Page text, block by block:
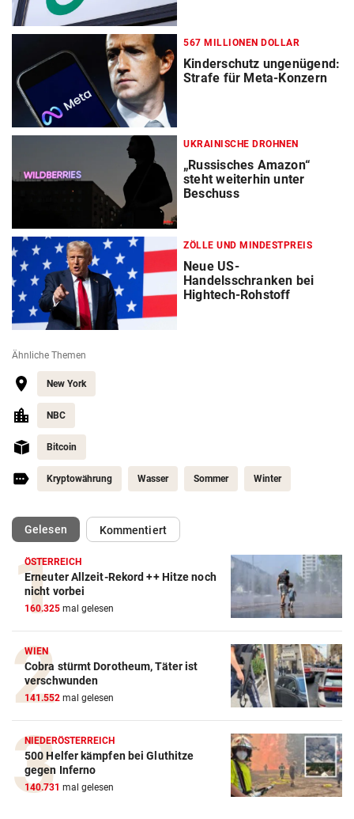
567 MILLIONEN DOLLAR
Kinderschutz ungenügend:
Strafe für Meta-Konzern
UKRAINISCHE DROHNEN
„Russisches Amazon“
steht weiterhin unter
Beschuss
ZÖLLE UND MINDESTPREIS
Neue US-
Handelsschranken bei
Hightech-Rohstoff
Ähnliche Themen
New York
NBC
Bitcoin
Kryptowährung Wasser Sommer Winter
Gelesen(ausgewählt)Kommentiert
ÖSTERREICH
Erneuter Allzeit-Rekord ++ Hitze noch
nicht vorbei
160.325 mal gelesen
WIEN
Cobra stürmt Dorotheum, Täter ist
verschwunden
141.552 mal gelesen
NIEDERÖSTERREICH
500 Helfer kämpfen bei Gluthitze
gegen Inferno
140.731 mal gelesen
Amazon-Kindle Vergleich
ZUM VERGLEICH